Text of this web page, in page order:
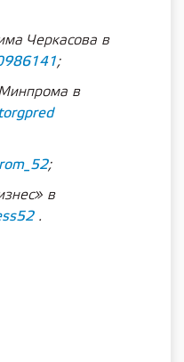
Черкасова в
;
Минпрома в
;
в
.